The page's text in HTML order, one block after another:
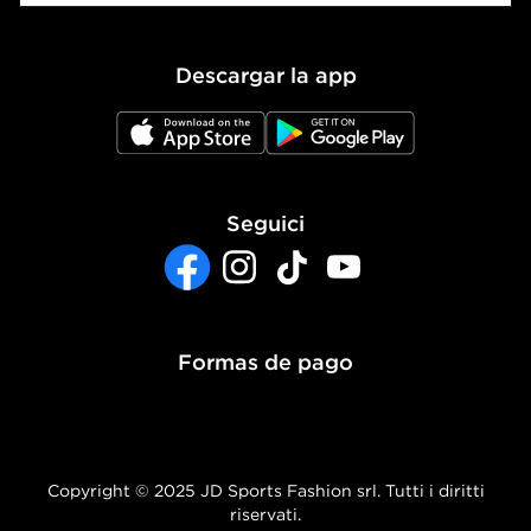
Política de Cookies
Ajustes de Cookies
Sistema interno de información del grupo JD
- Whistleblowing
Descargar la app
JD App Store JD Google Play
Seguici
Formas de pago
Copyright © 2025 JD Sports Fashion srl. Tutti i diritti
riservati.